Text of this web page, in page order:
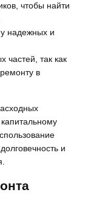
чтобы найти
у надежных и
частей, так как
в
и